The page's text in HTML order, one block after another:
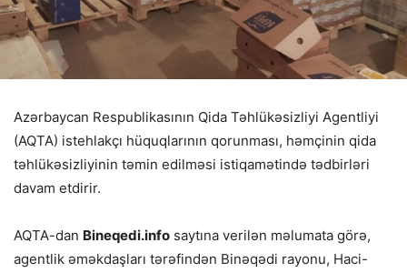
Azərbaycan Respublikasının Qida Təhlükəsizliyi Agentliyi
(AQTA) istehlakçı hüquqlarının qorunması, həmçinin qida
təhlükəsizliyinin təmin edilməsi istiqamətində tədbirləri
davam etdirir.
AQTA-dan Bineqedi.info saytına verilən məlumata görə,
agentlik əməkdaşları tərəfindən Binəqədi rayonu, Haci-